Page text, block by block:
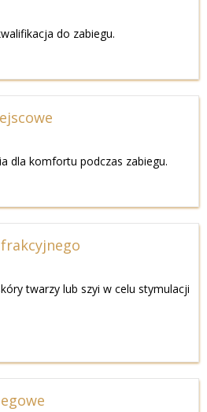
do zabiegu.
dla komfortu podczas zabiegu.
frakcyjnego
twarzy lub szyi w celu stymulacji